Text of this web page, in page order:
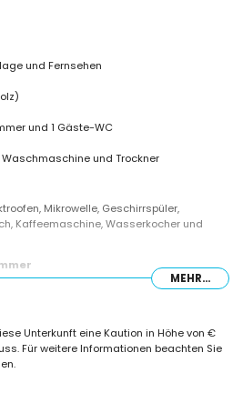
und Fernsehen
und 1 Gäste-WC
und Trockner
Mikrowelle, Geschirrspüler,
Kaffeemaschine, Wasserkocher und
Doppelbett und eigenem Badezimmer
Waschbecken, Dusche und Toilette
MEHR...
Unterkunft eine Kaution in Höhe von €
Für weitere Informationen beachten Sie